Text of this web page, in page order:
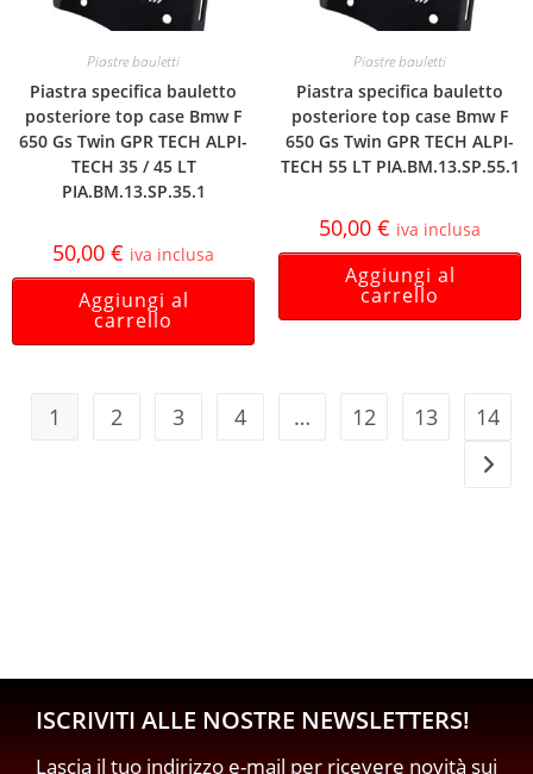
Piastre bauletti
Piastra specifica bauletto
posteriore top case Bmw F
650 Gs Twin GPR TECH ALPI-
TECH 35 / 45 LT
PIA.BM.13.SP.35.1
50,00 € iva inclusa
Aggiungi al
carrello
Piastre bauletti
Piastra specifica bauletto
posteriore top case Bmw F
650 Gs Twin GPR TECH ALPI-
TECH 55 LT PIA.BM.13.SP.55.1
50,00 € iva inclusa
Aggiungi al
carrello
1 2 3 4 … 12 13 14
ISCRIVITI ALLE NOSTRE NEWSLETTERS!
Lascia il tuo indirizzo e-mail per ricevere novità sui